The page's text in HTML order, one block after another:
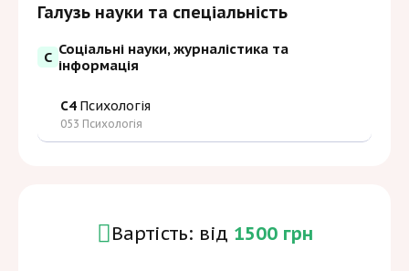
Галузь науки та спеціальність
С Соціальні науки, журналістика та
інформація
C4Психологія
053 Психологія
Вартість: від 1500 грн